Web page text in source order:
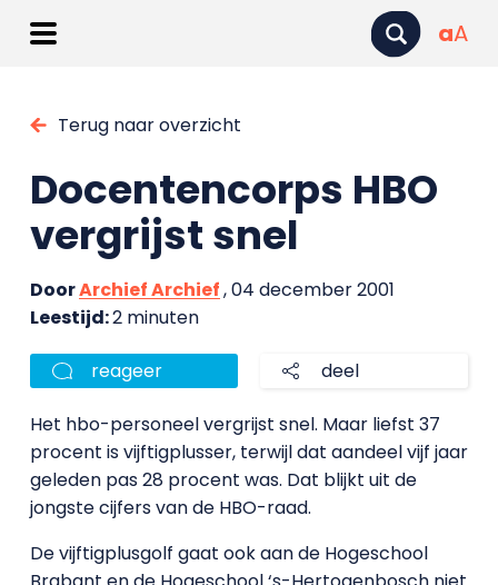
aA
Terug naar overzicht
Docentencorps HBO
vergrijst snel
DoorArchief Archief, 04 december 2001
Leestijd:2 minuten
reageer deel
Het hbo-personeel vergrijst snel. Maar liefst 37
procent is vijftigplusser, terwijl dat aandeel vijf jaar
geleden pas 28 procent was. Dat blijkt uit de
jongste cijfers van de HBO-raad.
De vijftigplusgolf gaat ook aan de Hogeschool